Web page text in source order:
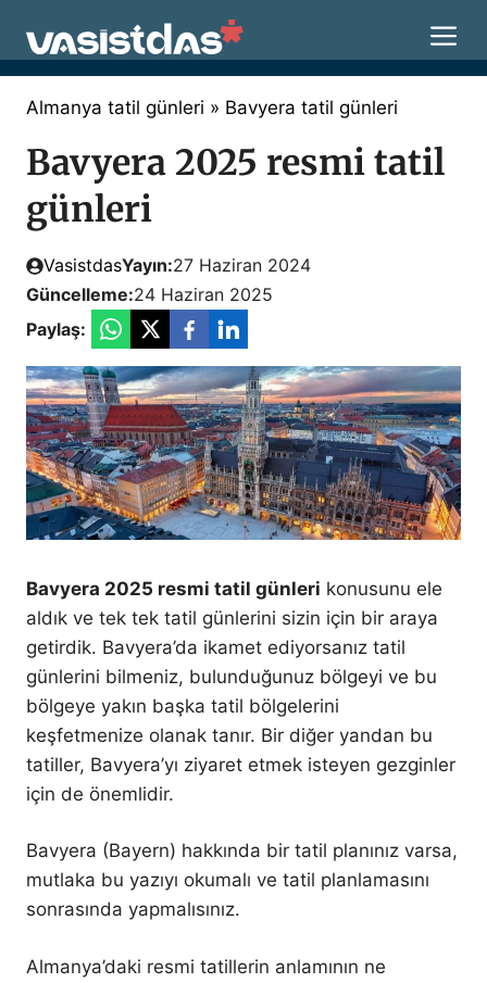
atla
Almanya tatil günleri » Bavyera tatil günleri
Bavyera 2025 resmi tatil
günleri
VasistdasYayın:27 Haziran 2024
Güncelleme:24 Haziran 2025
Paylaş:
Bavyera 2025 resmi tatil günleri konusunu ele
aldık ve tek tek tatil günlerini sizin için bir araya
getirdik. Bavyera’da ikamet ediyorsanız tatil
günlerini bilmeniz, bulunduğunuz bölgeyi ve bu
bölgeye yakın başka tatil bölgelerini
keşfetmenize olanak tanır. Bir diğer yandan bu
tatiller, Bavyera’yı ziyaret etmek isteyen gezginler
için de önemlidir.
Bavyera (Bayern) hakkında bir tatil planınız varsa,
mutlaka bu yazıyı okumalı ve tatil planlamasını
sonrasında yapmalısınız.
Almanya’daki resmi tatillerin anlamının ne